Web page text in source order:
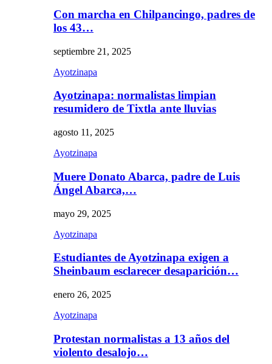
Con marcha en Chilpancingo, padres de
los 43…
septiembre 21, 2025
Ayotzinapa
Ayotzinapa: normalistas limpian
resumidero de Tixtla ante lluvias
agosto 11, 2025
Ayotzinapa
Muere Donato Abarca, padre de Luis
Ángel Abarca,…
mayo 29, 2025
Ayotzinapa
Estudiantes de Ayotzinapa exigen a
Sheinbaum esclarecer desaparición…
enero 26, 2025
Ayotzinapa
Protestan normalistas a 13 años del
violento desalojo…